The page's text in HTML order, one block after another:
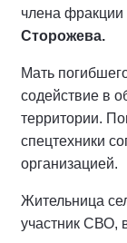
члена
Сторожева.
Мать
содействие в
территории.
спецтехники
организацией.
Жительница
участник СВО,